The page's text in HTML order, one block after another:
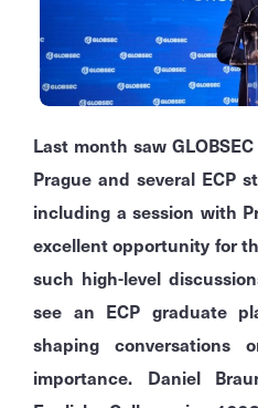
Last month saw
Prague and several ECP
including a session with
excellent opportunity for
such high-level
see an ECP graduate
shaping conversations
importance. Daniel